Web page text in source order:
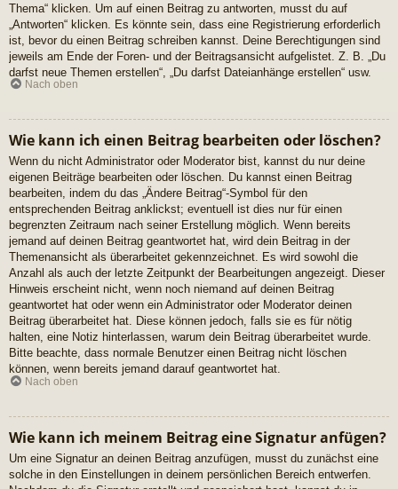
Thema“ klicken. Um auf einen Beitrag zu antworten, musst du auf
„Antworten“ klicken. Es könnte sein, dass eine Registrierung erforderlich
ist, bevor du einen Beitrag schreiben kannst. Deine Berechtigungen sind
jeweils am Ende der Foren- und der Beitragsansicht aufgelistet. Z. B. „Du
darfst neue Themen erstellen“, „Du darfst Dateianhänge erstellen“ usw.
Nach oben
Wie kann ich einen Beitrag bearbeiten oder löschen?
Wenn du nicht Administrator oder Moderator bist, kannst du nur deine
eigenen Beiträge bearbeiten oder löschen. Du kannst einen Beitrag
bearbeiten, indem du das „Ändere Beitrag“-Symbol für den
entsprechenden Beitrag anklickst; eventuell ist dies nur für einen
begrenzten Zeitraum nach seiner Erstellung möglich. Wenn bereits
jemand auf deinen Beitrag geantwortet hat, wird dein Beitrag in der
Themenansicht als überarbeitet gekennzeichnet. Es wird sowohl die
Anzahl als auch der letzte Zeitpunkt der Bearbeitungen angezeigt. Dieser
Hinweis erscheint nicht, wenn noch niemand auf deinen Beitrag
geantwortet hat oder wenn ein Administrator oder Moderator deinen
Beitrag überarbeitet hat. Diese können jedoch, falls sie es für nötig
halten, eine Notiz hinterlassen, warum dein Beitrag überarbeitet wurde.
Bitte beachte, dass normale Benutzer einen Beitrag nicht löschen
können, wenn bereits jemand darauf geantwortet hat.
Nach oben
Wie kann ich meinem Beitrag eine Signatur anfügen?
Um eine Signatur an deinen Beitrag anzufügen, musst du zunächst eine
solche in den Einstellungen in deinem persönlichen Bereich entwerfen.